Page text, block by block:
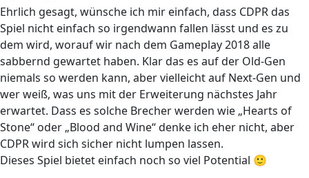
Ehrlich gesagt, wünsche ich mir einfach, dass CDPR das
Spiel nicht einfach so irgendwann fallen lässt und es zu
dem wird, worauf wir nach dem Gameplay 2018 alle
sabbernd gewartet haben. Klar das es auf der Old-Gen
niemals so werden kann, aber vielleicht auf Next-Gen und
wer weiß, was uns mit der Erweiterung nächstes Jahr
erwartet. Dass es solche Brecher werden wie „Hearts of
Stone“ oder „Blood and Wine“ denke ich eher nicht, aber
CDPR wird sich sicher nicht lumpen lassen.
Dieses Spiel bietet einfach noch so viel Potential 🙂